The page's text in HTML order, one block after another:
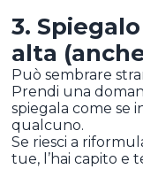
3.
alta
Può sembrare
Prendi una
spiegala come se
qualcuno.
Se riesci a
tue, l’hai capito e